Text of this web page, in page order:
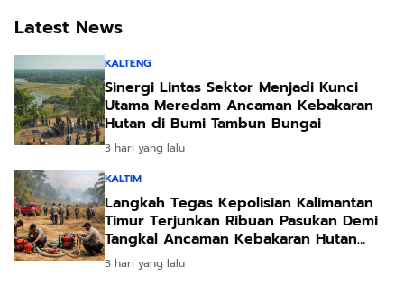
Latest News
KALTENG
Sinergi Lintas Sektor Menjadi Kunci
Utama Meredam Ancaman Kebakaran
Hutan di Bumi Tambun Bungai
3 hari yang lalu
KALTIM
Langkah Tegas Kepolisian Kalimantan
Timur Terjunkan Ribuan Pasukan Demi
Tangkal Ancaman Kebakaran Hutan
Akibat Kemarau Ekstrem
3 hari yang lalu